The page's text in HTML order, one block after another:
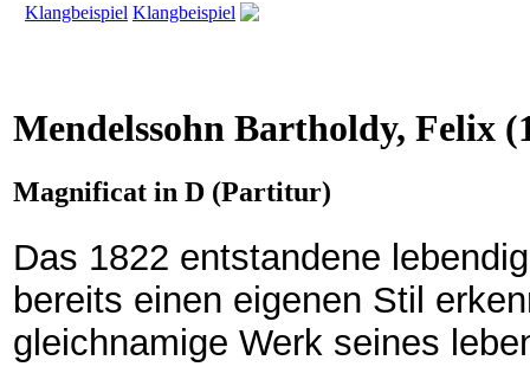
Klangbeispiel Klangbeispiel
Mendelssohn Bartholdy, Felix
Magnificat in D (Partitur)
Das 1822 entstandene
bereits einen eigenen Stil
gleichnamige Werk seines